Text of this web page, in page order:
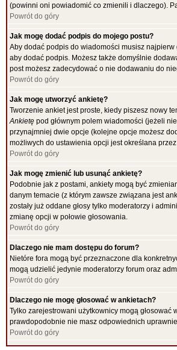
(powinni oni powiadomić co zmienili i dlaczego).
Powrót do góry
Jak mogę dodać podpis do mojego postu?
Aby dodać podpis do wiadomości musisz
aby dodać podpis. Możesz także domyślnie
post możesz zadecydować o nie dodawaniu do
Powrót do góry
Jak mogę utworzyć ankietę?
Tworzenie ankiet jest proste, kiedy piszesz nowy
Ankietę pod głównym polem wiadomości (jeżeli
przynajmniej dwie opcje (kolejne opcje możesz
możliwych do ustawienia opcji jest określana
Powrót do góry
Jak mogę zmienić lub usunąć ankietę?
Podobnie jak z postami, ankiety mogą być
danym temacie (z którym zawsze związana jest
zostały już oddane głosy tylko moderatorzy i
zmianę opcji w połowie głosowania.
Powrót do góry
Dlaczego nie mam dostępu do forum?
Nietóre fora mogą być przeznaczone dla
mogą udzielić jedynie moderatorzy forum oraz
Powrót do góry
Dlaczego nie mogę głosować w ankietach?
Tylko zarejestrowani użytkownicy mogą głosować
prawdopodobnie nie masz odpowiednich
Powrót do góry